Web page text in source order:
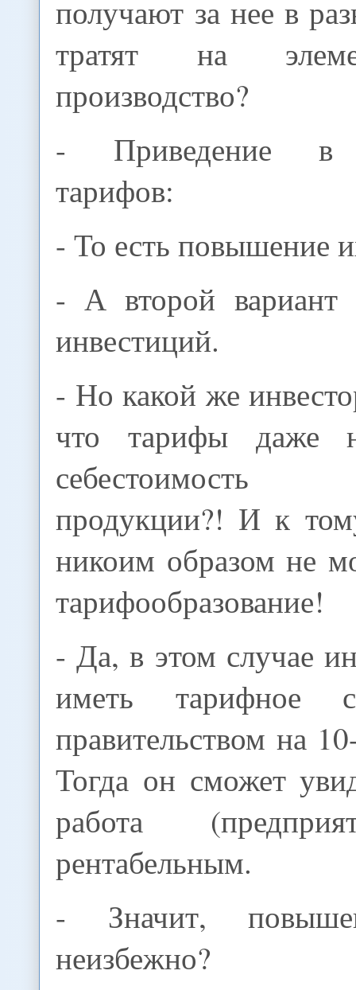
получают за нее в
тратят на
производство?
- Приведение в
тарифов:
- То есть повышение
- А второй вариант
инвестиций.
- Но какой же
что тарифы даже
себестоимость
продукции?! И к
никоим образом не
тарифообразование!
- Да, в этом случае
иметь тарифное
правительством на
Тогда он сможет
работа
рентабельным.
- Значит,
неизбежно?